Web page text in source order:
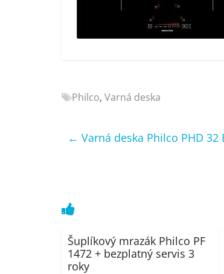
pračky,
televize,
mobilní
Philco, Varná deska
← Varná deska Philco PHD
Šuplíkový mrazák Philco PF
1472 + bezplatný servis 3
roky